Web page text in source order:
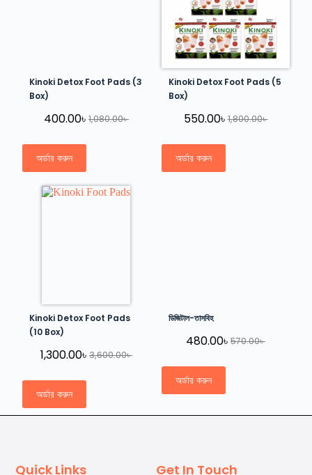
Kinoki Detox Foot Pads (3
Box)
1,080.00৳
400.00৳
অর্ডার করুন
Kinoki Detox Foot Pads (5
Box)
1,800.00৳
550.00৳
অর্ডার করুন
Kinoki Detox Foot Pads
(10 Box)
3,600.00৳
1,300.00৳
অর্ডার করুন
ডিজিটাল-তাসবিহ
570.00৳
480.00৳
অর্ডার করুন
Quick Links Get In Touch